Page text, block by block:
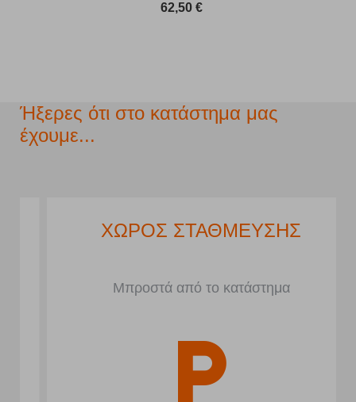
62,50 €
Ήξερες ότι στο κατάστημα μας
έχουμε...
ΧΩΡΟΣ ΣΤΑΘΜΕΥΣΗΣ
Μπροστά από το κατάστημα